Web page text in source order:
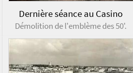
Dernière séance au Casino
Démolition de l'emblème des 50'.